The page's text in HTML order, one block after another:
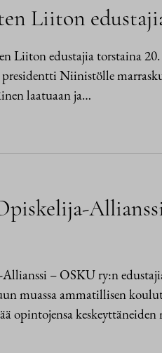
Liiton
Liiton edustajia torstaina
Niinistölle
laatuaan ja…
– OSKU ry:n
muassa ammatillisen
opintojensa keskeyttäneiden